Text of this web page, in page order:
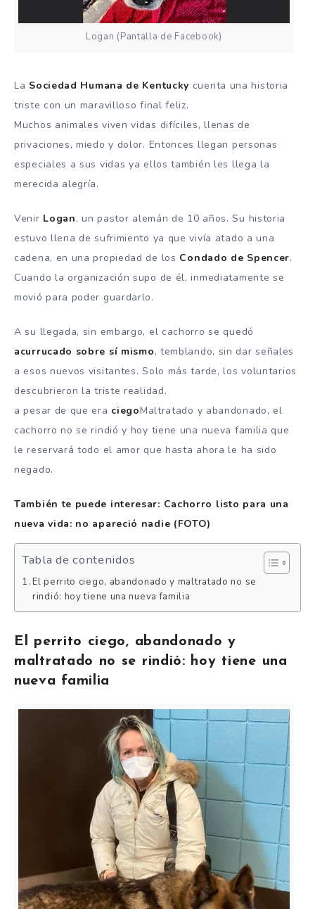
Logan (Pantalla de Facebook)
La Sociedad Humana de Kentucky cuenta una historia
triste con un maravilloso final feliz.
Muchos animales viven vidas difíciles, llenas de
privaciones, miedo y dolor. Entonces llegan personas
especiales a sus vidas ya ellos también les llega la
merecida alegría.
Venir Logan, un pastor alemán de 10 años. Su historia
estuvo llena de sufrimiento ya que vivía atado a una
cadena, en una propiedad de los Condado de Spencer.
Cuando la organización supo de él, inmediatamente se
movió para poder guardarlo.
A su llegada, sin embargo, el cachorro se quedó
acurrucado sobre sí mismo, temblando, sin dar señales
a esos nuevos visitantes. Solo más tarde, los voluntarios
descubrieron la triste realidad.
a pesar de que era ciegoMaltratado y abandonado, el
cachorro no se rindió y hoy tiene una nueva familia que
le reservará todo el amor que hasta ahora le ha sido
negado.
También te puede interesar: Cachorro listo para una
nueva vida: no apareció nadie (FOTO)
Tabla de contenidos
El perrito ciego, abandonado y maltratado no se
rindió: hoy tiene una nueva familia
El perrito ciego, abandonado y
maltratado no se rindió: hoy tiene una
nueva familia